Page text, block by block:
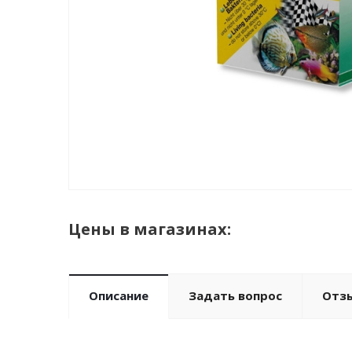
Цены в магазинах:
Описание Задать вопрос